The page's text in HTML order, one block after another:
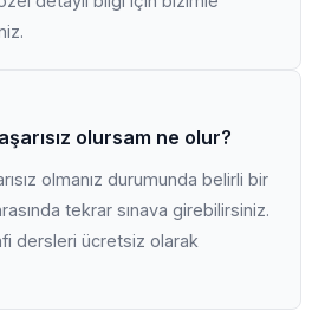
olursam ne olur?
olmanız durumunda belirli bir
tekrar sınava girebilirsiniz.
dersleri ücretsiz olarak